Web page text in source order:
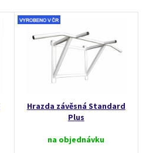
Hrazda závěsná Standard
Plus
na objednávku